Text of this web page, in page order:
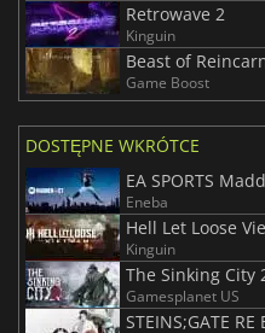
Retrowave 2
Kinguin
Beast of
Game Boost
DOSTĘPNE WKRÓTCE
EA SPORTS
Eneba
Hell Let Loose
Kinguin
The Sinking City
Gamesplanet US
STEINS;GATE RE